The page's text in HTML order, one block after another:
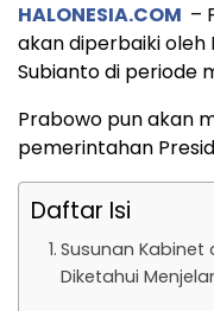
HALONESIA.COM –
akan diperbaiki oleh
Subianto di periode
Prabowo pun akan
pemerintahan
Daftar Isi
Susunan Kabinet
Diketahui